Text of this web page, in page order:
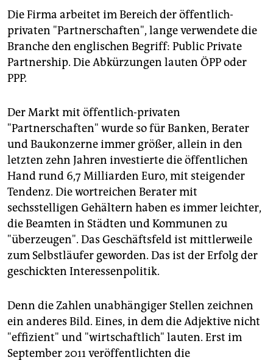
Die Firma arbeitet im Bereich der öffentlich-
privaten "Partnerschaften", lange verwendete die
Branche den englischen Begriff: Public Private
Partnership. Die Abkürzungen lauten ÖPP oder
PPP.
Der Markt mit öffentlich-privaten
"Partnerschaften" wurde so für Banken, Berater
und Baukonzerne immer größer, allein in den
letzten zehn Jahren investierte die öffentlichen
Hand rund 6,7 Milliarden Euro, mit steigender
Tendenz. Die wortreichen Berater mit
sechsstelligen Gehältern haben es immer leichter,
die Beamten in Städten und Kommunen zu
"überzeugen". Das Geschäftsfeld ist mittlerweile
zum Selbstläufer geworden. Das ist der Erfolg der
geschickten Interessenpolitik.
Denn die Zahlen unabhängiger Stellen zeichnen
ein anderes Bild. Eines, in dem die Adjektive nicht
"effizient" und "wirtschaftlich" lauten. Erst im
September 2011 veröffentlichten die